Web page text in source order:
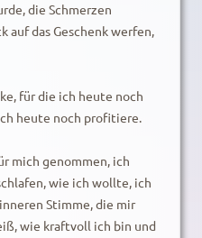
die Schmerzen
auf das Geschenk werfen,
für die ich heute noch
heute noch profitiere.
mich genommen, ich
wie ich wollte, ich
Stimme, die mir
wie kraftvoll ich bin und